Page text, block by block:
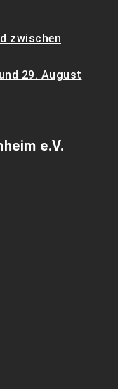
zwischen
29. August
e.V.